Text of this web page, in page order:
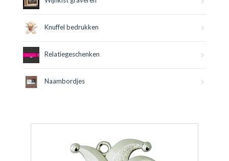
Knuffel bedrukken
Relatiegeschenken
Naambordjes